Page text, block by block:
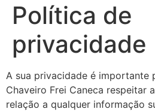
Política de
privacidade
A sua privacidade é importante
Chaveiro Frei Caneca respeitar
relação a qualquer informação